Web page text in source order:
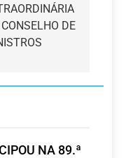
CONSELHO DE
NA 89.ª